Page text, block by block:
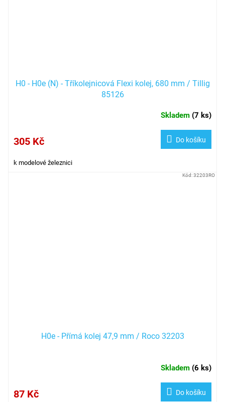
H0 - H0e (N) - Tříkolejnicová Flexi kolej, 680 mm / Tillig
85126
Skladem (7 ks)
305 Kč Do košíku
k modelové železnici
H0e - Přímá kolej 47,9 mm / Roco 32203
Skladem (6 ks)
87 Kč Do košíku
Kód:32203RO